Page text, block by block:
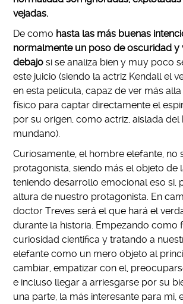
vejadas.
De como hasta las más buenas
normalmente un poso de oscuridad y
debajo si se analiza bien y muy poco
este juicio (siendo la actriz Kendall el
en esta película, capaz de ver más
físico para captar directamente el
por su origen, como actriz, aislada del
mundano).
Curiosamente, el hombre elefante, no
protagonista, siendo más el objeto de
teniendo desarrollo emocional eso si,
altura de nuestro protagonista. En
doctor Treves será el que hará el
durante la historia. Empezando como
curiosidad cientifica y tratando a
elefante como un mero objeto al
cambiar, empatizar con el,
e incluso llegar a arriesgarse por su
una parte, la más interesante para mi,